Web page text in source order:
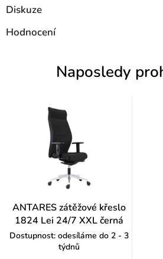
Diskuze
Hodnocení
Naposledy
ANTARES zátěžové křeslo
1824 Lei 24/7 XXL černá
Dostupnost: odesíláme do 2 - 3
týdnů